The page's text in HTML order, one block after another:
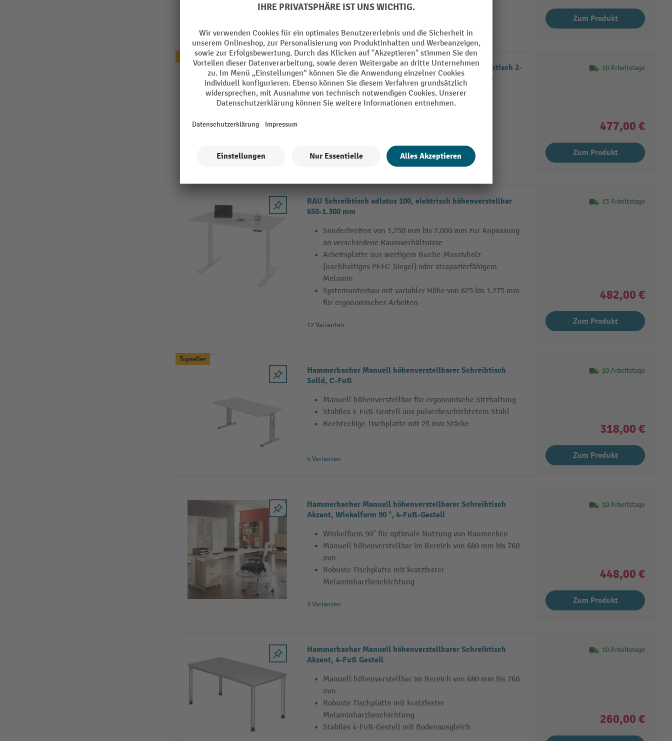
Zum Produkt
Topseller
Hammerbacher Elektrisch höhenverstellbarer Schreibtisch 2-
stufig, Memory-Schalter, C-Fuß, BxT 1.800 x 800 mm
Platte: Grau, 25 mm dick, ABS-Dickkante
12 Varianten
10 Arbeitstage
477,00 €
Zum Produkt
RAU Schreibtisch adlatus 100, elektrisch höhenverstellbar
650-1.300 mm
Sonderbreiten von 1.250 mm bis 2.000 mm zur Anpassung
an verschiedene Raumverhältnisse
Arbeitsplatte aus wertigem Buche-Massivholz
(nachhaltiges PEFC-Siegel) oder strapazierfähigem
Melamin
Systemunterbau mit variabler Höhe von 625 bis 1.275 mm
für ergonomisches Arbeiten
12 Varianten
13 Arbeitstage
482,00 €
Zum Produkt
Topseller
Hammerbacher Manuell höhenverstellbarer Schreibtisch
Solid, C-Fuß
Manuell höhenverstellbar für ergonomische Sitzhaltung
Stabiles 4-Fuß-Gestell aus pulverbeschichtetem Stahl
Rechteckige Tischplatte mit 25 mm Stärke
5 Varianten
10 Arbeitstage
318,00 €
Zum Produkt
Hammerbacher Manuell höhenverstellbarer Schreibtisch
Akzent, Winkelform 90 °, 4-Fuß-Gestell
Winkelform 90° für optimale Nutzung von Raumecken
Manuell höhenverstellbar im Bereich von 680 mm bis 760
mm
Robuste Tischplatte mit kratzfester
Melaminharzbeschichtung
3 Varianten
10 Arbeitstage
448,00 €
Zum Produkt
Hammerbacher Manuell höhenverstellbarer Schreibtisch
Akzent, 4-Fuß Gestell
Manuell höhenverstellbar im Bereich von 680 mm bis 760
mm
Robuste Tischplatte mit kratzfester
Melaminharzbeschichtung
Stabiles 4-Fuß-Gestell mit Bodenausgleich
10 Arbeitstage
260,00 €